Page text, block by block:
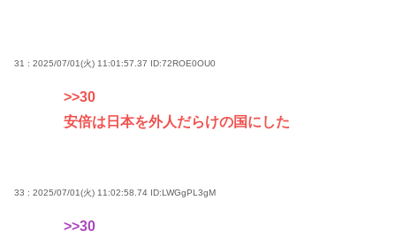
31 : 2025/07/01(火) 11:01:57.37 ID:72ROE0OU0
>>30
安倍は日本を外人だらけの国にした
33 : 2025/07/01(火) 11:02:58.74 ID:LWGgPL3gM
>>30